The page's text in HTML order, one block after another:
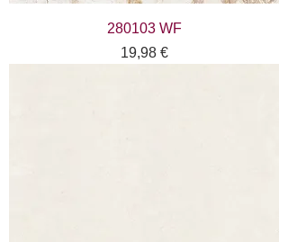
280103 WF
Цена
19,98 €